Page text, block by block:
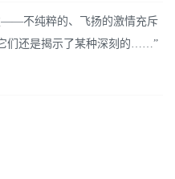
——不纯粹的、飞扬的激情充斥
们还是揭示了某种深刻的……”